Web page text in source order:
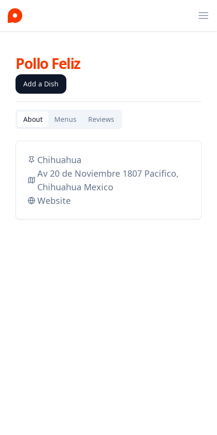
Pollo Feliz
Add a Dish
About Menus Reviews
Chihuahua
Av 20 de Noviembre 1807 Pacifico,
Chihuahua Mexico
Website